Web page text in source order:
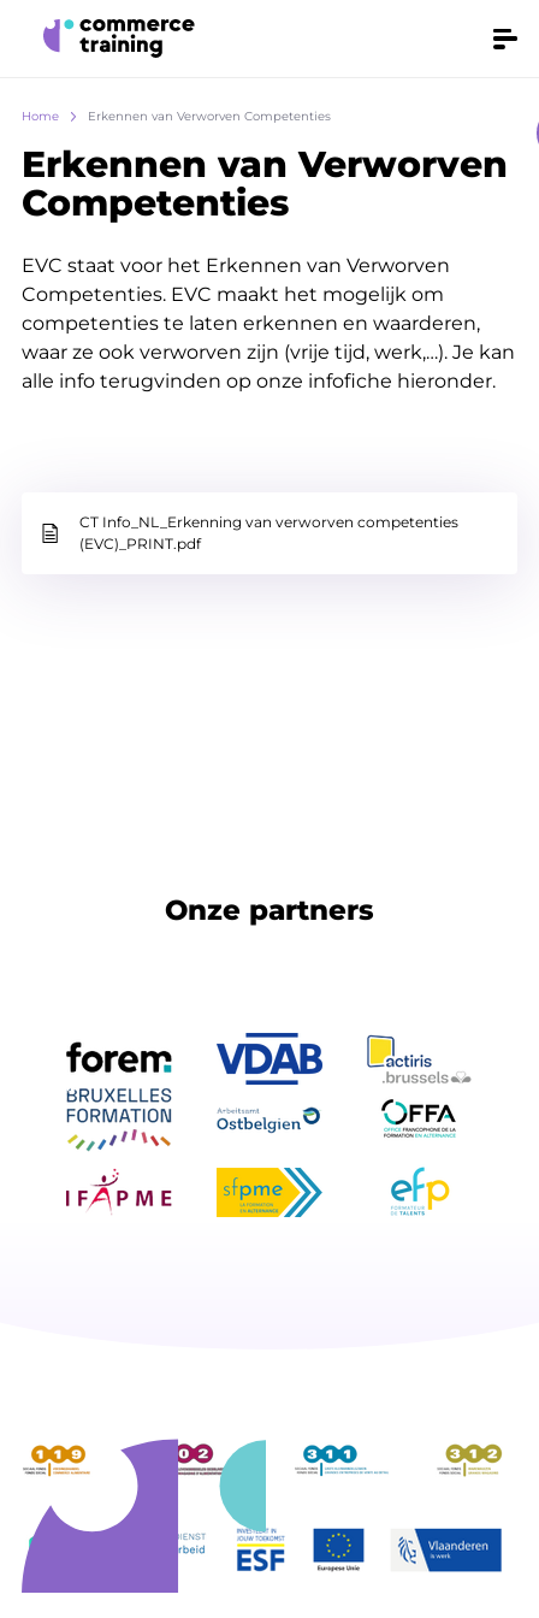
Skip
content
Make
it
Breadcrumb
Home Erkennen van Verworven Competenties
Erkennen van Verworven
Competenties
EVC staat voor het Erkennen van Verworven
Competenties. EVC maakt het mogelijk om
competenties te laten erkennen en waarderen,
waar ze ook verworven zijn (vrije tijd, werk,…). Je kan
alle info terugvinden op onze infofiche hieronder.
CT Info_NL_Erkenning van verworven competenties
(EVC)_PRINT.pdf
Onze partners